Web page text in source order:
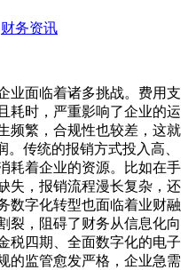
财务资讯
业面临着诸多挑战。费用支
耗时，严重影响了企业的运
频繁，合规性也较差，这就
传统的报销方式投入高、
耗着企业的资源。比如在手
失，报销流程漫长复杂，还
数字化转型也面临着业财融
裂，阻碍了财务从信息化向
税四期、全面数字化的电子
的监管愈发严格，企业急需